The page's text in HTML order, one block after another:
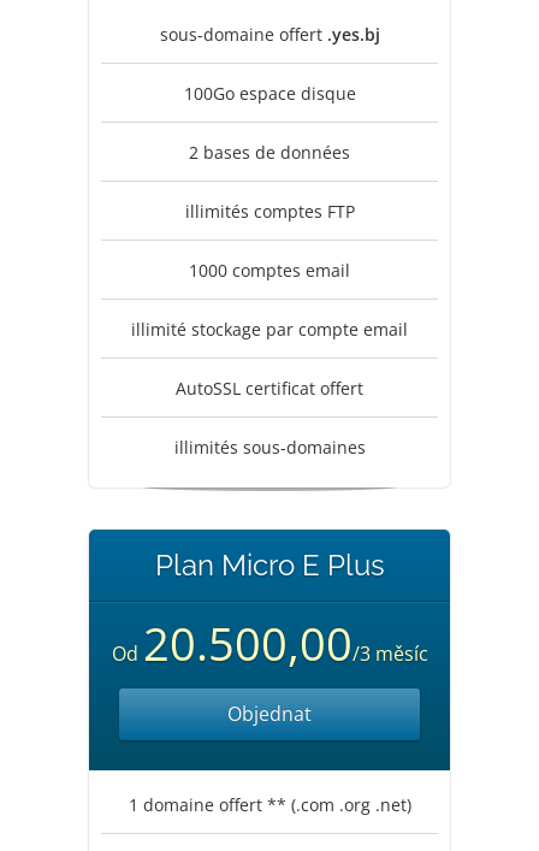
sous-domaine offert .yes.bj
100Go espace disque
2 bases de données
illimités comptes FTP
1000 comptes email
illimité stockage par compte email
AutoSSL certificat offert
illimités sous-domaines
Plan Micro E Plus
Od 20.500,00/3 měsíc
Objednat
1 domaine offert ** (.com .org .net)